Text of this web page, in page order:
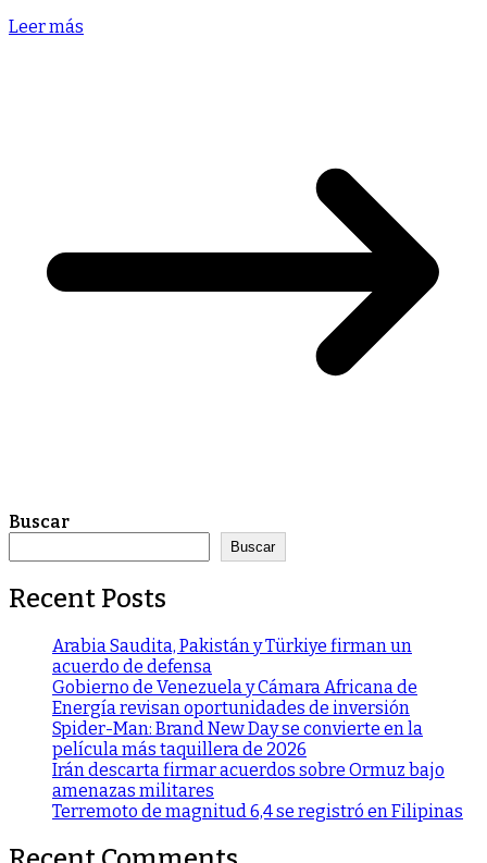
Leer más
Buscar
Buscar
Recent Posts
Arabia Saudita, Pakistán y Türkiye firman un
acuerdo de defensa
Gobierno de Venezuela y Cámara Africana de
Energía revisan oportunidades de inversión
Spider-Man: Brand New Day se convierte en la
película más taquillera de 2026
Irán descarta firmar acuerdos sobre Ormuz bajo
amenazas militares
Terremoto de magnitud 6,4 se registró en Filipinas